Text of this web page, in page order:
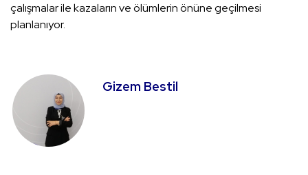
çalışmalar ile kazaların ve ölümlerin önüne geçilmesi
planlanıyor.
Gizem Bestil